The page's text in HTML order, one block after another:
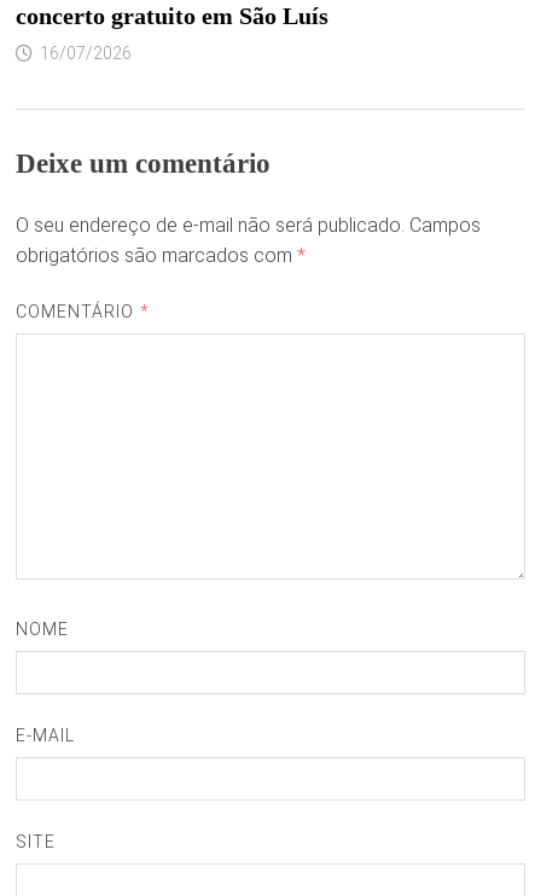
concerto gratuito em São Luís
16/07/2026
Deixe um comentário
O seu endereço de e-mail não será publicado. Campos
obrigatórios são marcados com *
COMENTÁRIO *
NOME
E-MAIL
SITE